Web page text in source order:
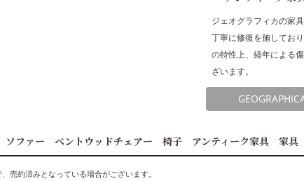
ジェオグラフィカの家
丁寧に修復を施してお
の特性上、経年による
ざいます。
ソファー ベントウッドチェアー 椅子 アンティーク家具 家
売約済みとなっている場合がございます。